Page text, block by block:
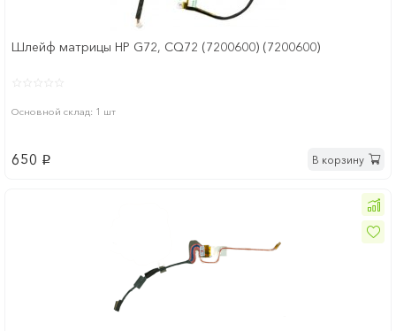
Шлейф матрицы HP G72, CQ72 (7200600) (7200600)
Основной склад: 1 шт
650 p В корзину